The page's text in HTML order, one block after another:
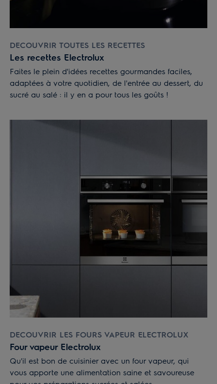
DECOUVRIR TOUTES LES RECETTES
Les recettes Electrolux
Faites le plein d'idées recettes gourmandes faciles,
adaptées à votre quotidien, de l'entrée au dessert, du
sucré au salé : il y en a pour tous les goûts !
DECOUVRIR LES FOURS VAPEUR ELECTROLUX
Four vapeur Electrolux
Qu'il est bon de cuisinier avec un four vapeur, qui
vous apporte une alimentation saine et savoureuse